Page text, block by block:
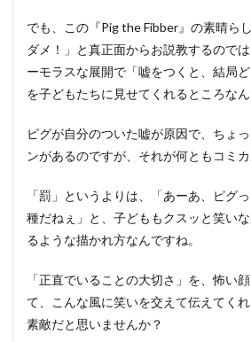
でも、この『Pig the Fibber』の素晴ら
ダメ！」と真正面からお説教するので
ーモラスな展開で「嘘をつくと、結局ど
を子どもたちに見せてくれるところなん
ピグが自分のついた嘘が原因で、ちょ
ンがあるのですが、それが何ともコミカ
「罰」というよりは、「あーあ、ピグ
種だねぇ」と、子どももクスッと笑い
るような描かれ方なんですね。
「正直でいることの大切さ」を、怖い
て、こんな風に笑いを交えて伝えてく
素敵だと思いませんか？